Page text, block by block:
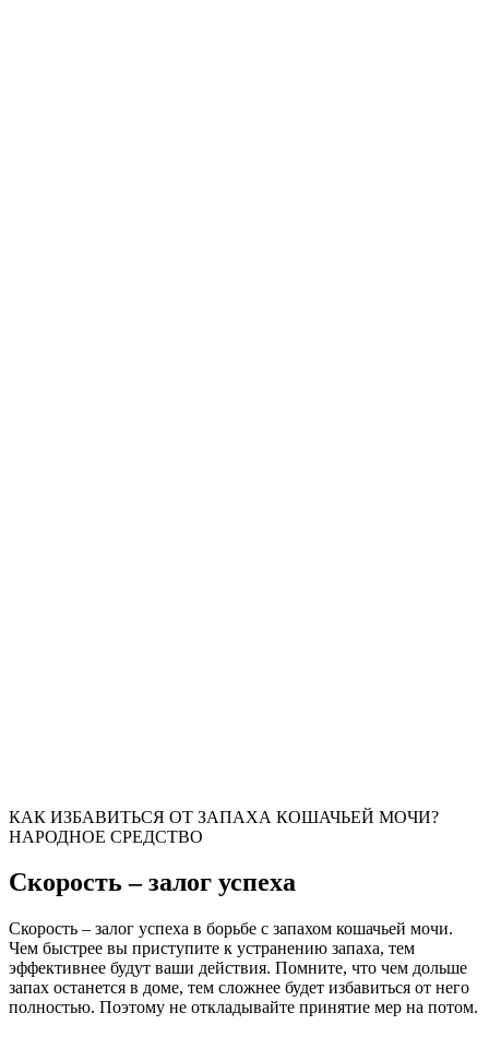
КАК ИЗБАВИТЬСЯ ОТ ЗАПАХА КОШАЧЬЕЙ МОЧИ?
НАРОДНОЕ СРЕДСТВО
Скорость – залог успеха
Скорость – залог успеха в борьбе с запахом кошачьей мочи.
Чем быстрее вы приступите к устранению запаха, тем
эффективнее будут ваши действия. Помните, что чем дольше
запах останется в доме, тем сложнее будет избавиться от него
полностью. Поэтому не откладывайте принятие мер на потом.